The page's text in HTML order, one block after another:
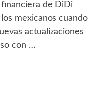
de DiDi
mexicanos cuando
actualizaciones
con …